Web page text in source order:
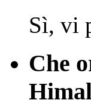
Sì, vi
Che